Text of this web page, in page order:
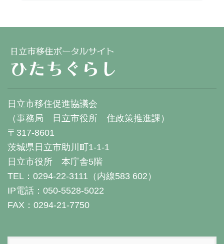
日立市移住促進協議会
（事務局 日立市役所 住政策推進課）
〒317-8601
茨城県日立市助川町1-1-1
日立市役所 本庁舎5階
TEL：0294-22-3111（内線583 602）
IP電話：050-5528-5022
FAX：0294-21-7750